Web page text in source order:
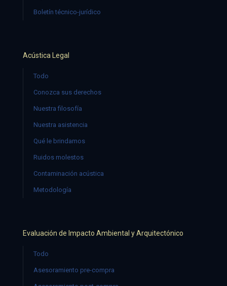
Boletín técnico-jurídico
Acústica Legal
Todo
Conozca sus derechos
Nuestra filosofía
Nuestra asistencia
Qué le brindamos
Ruidos molestos
Contaminación acústica
Metodología
Evaluación de Impacto Ambiental y Arquitectónico
Todo
Asesoramiento pre-compra